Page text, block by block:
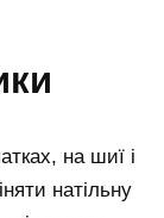
на шиї і
натільну